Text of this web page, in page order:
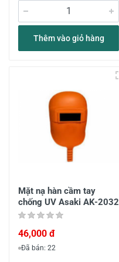
Thêm vào giỏ hàng
Mặt nạ hàn cầm tay
chống UV Asaki AK-2032
46,000 đ
Đã bán: 22